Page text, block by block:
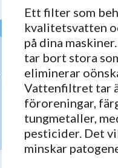
Ett filter som
kvalitetsvatten
på dina
tar bort stora
eliminerar
Vattenfiltret tar
föroreningar,
tungmetaller,
pesticider. Det
minskar